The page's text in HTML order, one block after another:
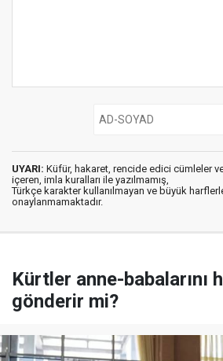
UYARI: Küfür, hakaret, rencide edici cümleler
içeren, imla kuralları ile yazılmamış,
Türkçe karakter kullanılmayan ve büyük
onaylanmamaktadır.
Kürtler anne-babalarını
gönderir mi?